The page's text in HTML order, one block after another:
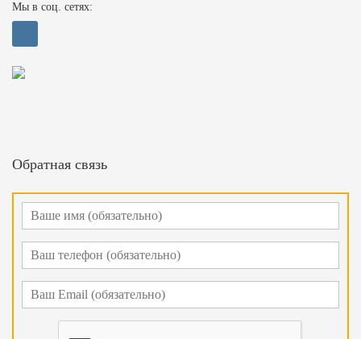
Мы в соц. сетях:
Обратная связь